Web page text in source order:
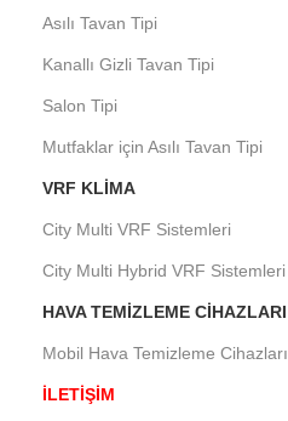
Asılı Tavan Tipi
Kanallı Gizli Tavan Tipi
Salon Tipi
Mutfaklar için Asılı Tavan Tipi
VRF KLIMA
City Multi VRF Sistemleri
City Multi Hybrid VRF Sistemleri
HAVA TEMIZLEME CIHAZLARI
Mobil Hava Temizleme Cihazları
İLETİŞİM